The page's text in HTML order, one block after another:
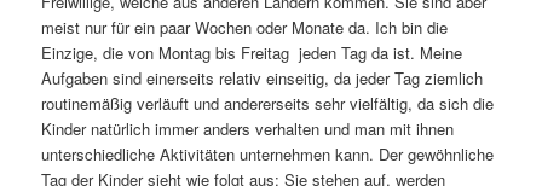
meist nur für ein paar Wochen oder Monate da. Ich bin die
Einzige, die von Montag bis Freitag jeden Tag da ist. Meine
Aufgaben sind einerseits relativ einseitig, da jeder Tag ziemlich
routinemäßig verläuft und andererseits sehr vielfältig, da sich die
Kinder natürlich immer anders verhalten und man mit ihnen
unterschiedliche Aktivitäten unternehmen kann. Der gewöhnliche
Tag der Kinder sieht wie folgt aus: Sie stehen auf, werden